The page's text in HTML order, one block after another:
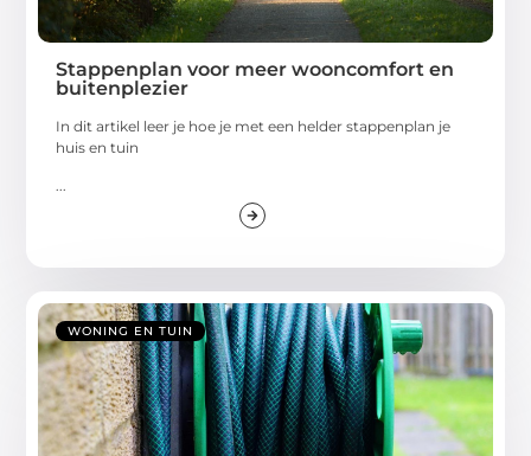
Stappenplan voor meer wooncomfort en
buitenplezier
In dit artikel leer je hoe je met een helder stappenplan je
huis en tuin
...
WONING EN TUIN